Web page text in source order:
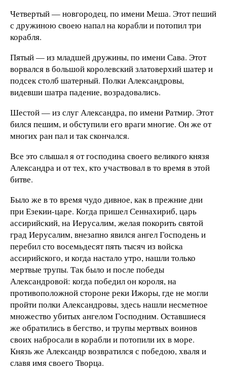
Четвертый — новгородец, по имени Меша. Этот пеший
с дружиною своею напал на корабли и потопил три
корабля.
Пятый — из младшей дружины, по имени Сава. Этот
ворвался в большой королевский златоверхий шатер и
подсек столб шатерный. Полки Александровы,
видевши шатра падение, возрадовались.
Шестой — из слуг Александра, по имени Ратмир. Этот
бился пешим, и обступили его враги многие. Он же от
многих ран пал и так скончался.
Все это слышал я от господина своего великого князя
Александра и от тех, кто участвовал в то время в этой
битве.
Было же в то время чудо дивное, как в прежние дни
при Езекии-царе. Когда пришел Сеннахириб, царь
ассирийский, на Иерусалим, желая покорить святой
град Иерусалим, внезапно явился ангел Господень и
перебил сто восемьдесят пять тысяч из войска
ассирийского, и когда настало утро, нашли только
мертвые трупы. Так было и после победы
Александровой: когда победил он короля, на
противоположной стороне реки Ижоры, где не могли
пройти полки Александровы, здесь нашли несметное
множество убитых ангелом Господним. Оставшиеся
же обратились в бегство, и трупы мертвых воинов
своих набросали в корабли и потопили их в море.
Князь же Александр возвратился с победою, хваля и
славя имя своего Творца.